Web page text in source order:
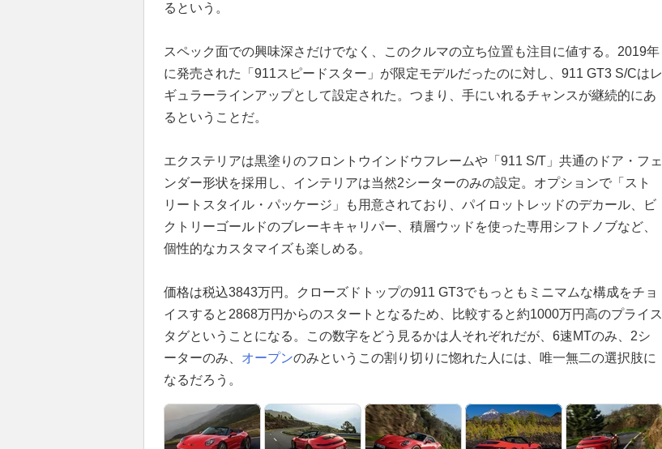
るという。
スペック面での興味深さだけでなく、このクルマの立ち位置も注目に値する。2019年
に発売された「911スピードスター」が限定モデルだったのに対し、911 GT3 S/Cはレ
ギュラーラインアップとして設定された。つまり、手にいれるチャンスが継続的にあ
るということだ。
エクステリアは黒塗りのフロントウインドウフレームや「911 S/T」共通のドア・フェ
ンダー形状を採用し、インテリアは当然2シーターのみの設定。オプションで「スト
リートスタイル・パッケージ」も用意されており、パイロットレッドのデカール、ビ
クトリーゴールドのブレーキキャリパー、積層ウッドを使った専用シフトノブなど、
個性的なカスタマイズも楽しめる。
価格は税込3843万円。クローズドトップの911 GT3でもっともミニマムな構成をチョ
イスすると2868万円からのスタートとなるため、比較すると約1000万円高のプライス
タグということになる。この数字をどう見るかは人それぞれだが、6速MTのみ、2シ
ーターのみ、 オープンのみというこの割り切りに惚れた人には、唯一無二の選択肢に
なるだろう。